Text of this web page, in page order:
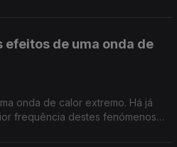
efeitos de uma onda de
onda de calor extremo. Há já
frequência destes fenómenos a